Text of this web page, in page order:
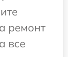
ремонт
все